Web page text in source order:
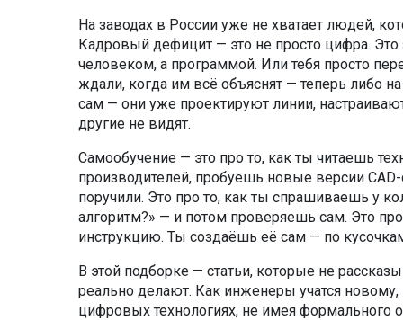
На заводах в России уже не хватает людей,
Кадровый дефицит — это не просто цифра. Это
человеком, а программой. Или тебя просто
ждали, когда им всё объяснят — теперь либо
сам — они уже проектируют линии,
другие не видят.
Самообучение — это про то, как ты читаешь
производителей, пробуешь новые версии
поручили. Это про то, как ты спрашиваешь у
алгоритм?» — и потом проверяешь сам. Это
инструкцию. Ты создаёшь её сам — по
В этой подборке — статьи, которые не
реально делают. Как инженеры учатся
цифровых технологиях, не имея формального